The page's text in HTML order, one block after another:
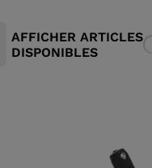
SKIS ALL MOUNTAIN
SKI FREERIDE
RACING
AFFICHER ARTICLES
DISPONIBLES